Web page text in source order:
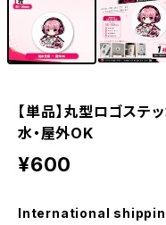
【単品】丸型ロゴス
水・屋外OK
¥600
International